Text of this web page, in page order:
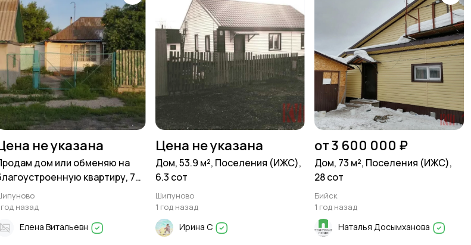
не указана
дом или обменяю на
квартиру, 75
Поселения (ИЖС), 12 сот в
год назад
Елена Витальевн
Цена не указана
Дом, 53.9 м², Поселения (ИЖС),
6.3 сот
Шипуново
1 год назад
Ирина С
от 3 600 000 ₽
Дом, 73 м², Поселения (ИЖС),
28 сот
Бийск
1 год назад
Наталья Досымханова